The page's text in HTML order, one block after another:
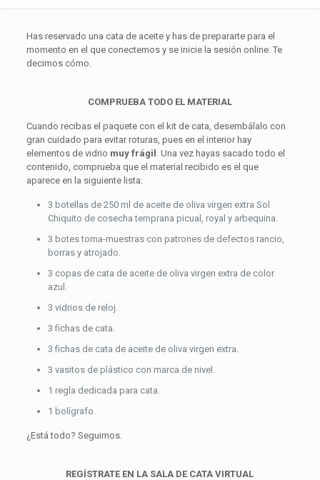
Has reservado una cata de aceite y has de prepararte para el
momento en el que conectemos y se inicie la sesión online. Te
decimos cómo.
COMPRUEBA TODO EL MATERIAL
Cuando recibas el paquete con el kit de cata, desembálalo con
gran cuidado para evitar roturas, pues en el interior hay
elementos de vidrio muy frágil . Una vez hayas sacado todo el
contenido, comprueba que el material recibido es el que
aparece en la siguiente lista:
3 botellas de 250 ml de aceite de oliva virgen extra Sol
Chiquito de cosecha temprana picual, royal y arbequina.
3 botes toma-muestras con patrones de defectos rancio,
borras y atrojado.
3 copas de cata de aceite de oliva virgen extra de color
azul.
3 vidrios de reloj.
3 fichas de cata.
3 fichas de cata de aceite de oliva virgen extra.
3 vasitos de plástico con marca de nivel.
1 regla dedicada para cata.
1 bolígrafo.
¿Está todo? Seguimos.
REGÍSTRATE EN LA SALA DE CATA VIRTUAL